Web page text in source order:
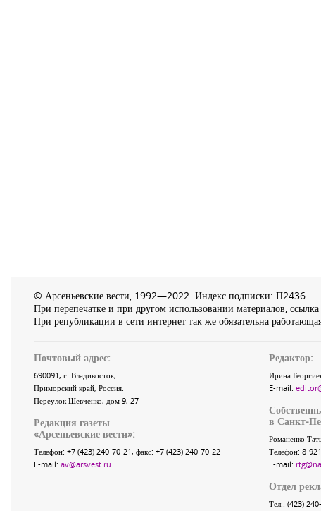
© Арсеньевские вести, 1992—2022. Индекс подписки: П2436
При перепечатке и при другом использовании материалов, ссылка
При републикации в сети интернет так же обязательна
Почтовый адрес:
690091, г. Владивосток,
Приморский край, Россия.
Переулок Шевченко, дом 9, 27
Редакция газеты
«Арсеньевские вести»:
Телефон: +7 (423) 240-70-21, факс: +7 (423) 240-70-22
E-mail: av@arsvest.ru
Редактор:
Ирина
E-mail:
в Санкт-
Романенко
Телефон: 8-
E-mail:
Отдел
Тел.: (423)